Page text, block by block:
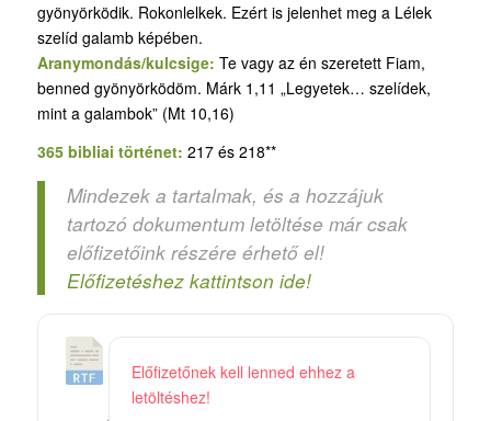
gyönyörködik. Rokonlelkek. Ezért is jelenhet meg a Lélek
szelíd galamb képében.
Aranymondás/kulcsige: Te vagy az én szeretett Fiam,
benned gyönyörködöm. Márk 1,11 „Legyetek… szelídek,
mint a galambok” (Mt 10,16)
365 bibliai történet: 217 és 218**
Mindezek a tartalmak, és a hozzájuk
tartozó dokumentum letöltése már csak
előfizetőink részére érhető el!
Előfizetéshez kattintson ide!
5
Előfizetőnek kell lenned ehhez a
letöltéshez!